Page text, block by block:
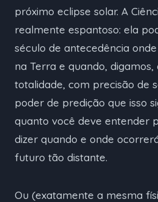
próximo eclipse solar. A
realmente espantoso: ela
século de antecedência
na Terra e quando, digamos,
totalidade, com precisão de
poder de predição que isso
quanto você deve entender
dizer quando e onde
futuro tão distante.
Ou (exatamente a mesma